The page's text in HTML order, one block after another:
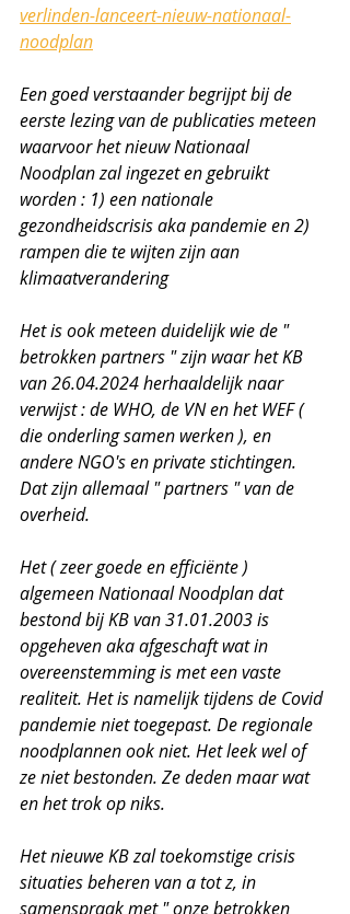
verlinden-lanceert-nieuw-nationaal-
noodplan
Een goed verstaander begrijpt bij de
eerste lezing van de publicaties meteen
waarvoor het nieuw Nationaal
Noodplan zal ingezet en gebruikt
worden : 1) een nationale
gezondheidscrisis aka pandemie en 2)
rampen die te wijten zijn aan
klimaatverandering
Het is ook meteen duidelijk wie de "
betrokken partners " zijn waar het KB
van 26.04.2024 herhaaldelijk naar
verwijst : de WHO, de VN en het WEF (
die onderling samen werken ), en
andere NGO's en private stichtingen.
Dat zijn allemaal " partners " van de
overheid.
Het ( zeer goede en efficiënte )
algemeen Nationaal Noodplan dat
bestond bij KB van 31.01.2003 is
opgeheven aka afgeschaft wat in
overeenstemming is met een vaste
realiteit. Het is namelijk tijdens de Covid
pandemie niet toegepast. De regionale
noodplannen ook niet. Het leek wel of
ze niet bestonden. Ze deden maar wat
en het trok op niks.
Het nieuwe KB zal toekomstige crisis
situaties beheren van a tot z, in
samenspraak met " onze betrokken